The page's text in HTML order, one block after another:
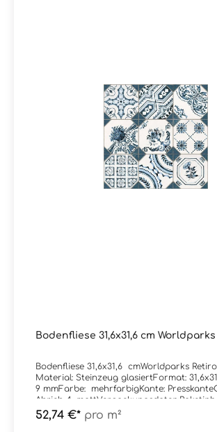
Bodenfliese 31,6x31,6 cm
Bodenfliese 31,6x31,6 cmWorldparks
Material: Steinzeug glasiertFormat:
9 mmFarbe: mehrfarbigKante:
Abrieb 4,
m²Paletteninhalt: 56,00 m²
52,74 €* pro m²